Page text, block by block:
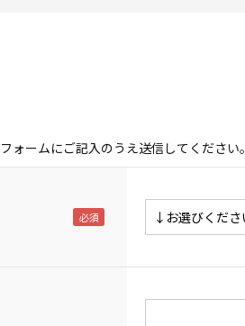
ォームにご記入のうえ送信してください。